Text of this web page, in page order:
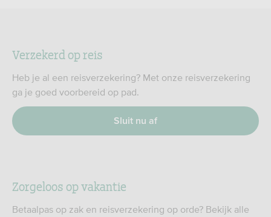
Verzekerd op reis
Heb je al een reisverzekering? Met onze reisverzekering
ga je goed voorbereid op pad.
Sluit nu af
Zorgeloos op vakantie
Betaalpas op zak en reisverzekering op orde? Bekijk alle